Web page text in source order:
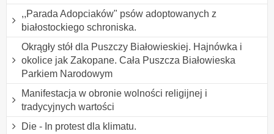
,,Parada Adopciaków" psów adoptowanych z
białostockiego schroniska.
Okrągły stół dla Puszczy Białowieskiej. Hajnówka i
okolice jak Zakopane. Cała Puszcza Białowieska
Parkiem Narodowym
Manifestacja w obronie wolności religijnej i
tradycyjnych wartości
Die - In protest dla klimatu.